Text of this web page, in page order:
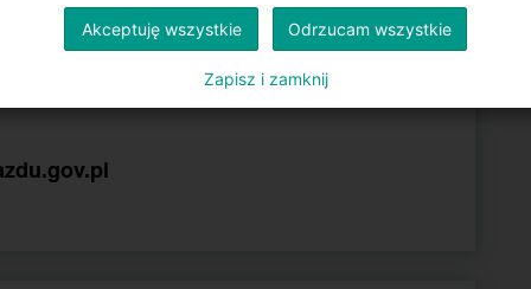
Akceptuję wszystkie Odrzucam wszystkie
Zapisz i zamknij